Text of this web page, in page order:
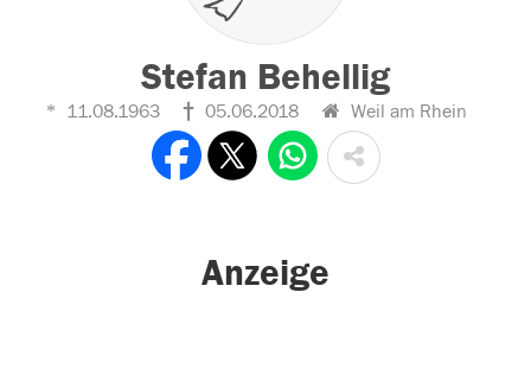
Stefan Behellig
11.08.1963 05.06.2018 Weil am Rhein
Anzeige